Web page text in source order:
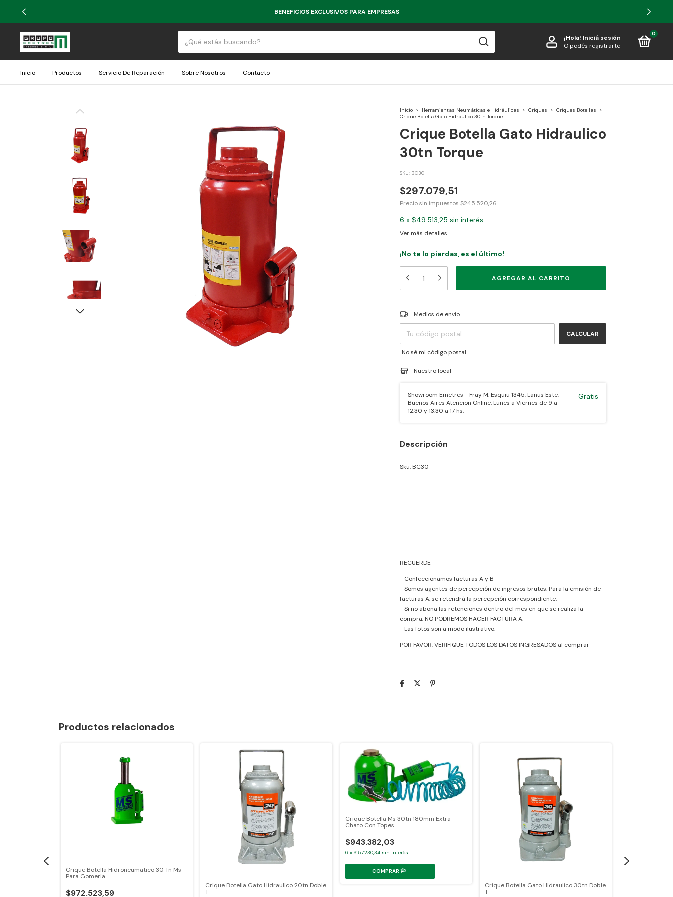
BENEFICIOS EXCLUSIVOS PARA EMPRESAS
¡Hola! Iniciá sesión
O podés registrarte
0
Inicio Productos Servicio De Reparación Sobre Nosotros Contacto
Inicio > Herramientas Neumáticas e Hidráulicas > Criques > Criques Botellas
>
Crique Botella Gato Hidraulico 30tn Torque
Crique Botella Gato Hidraulico
30tn Torque
SKU: BC30
$297.079,51
Precio sin impuestos $245.520,26
6 x $49.513,25 sin interés
Ver más detalles
¡No te lo pierdas, es el último!
Entregas para el CP:
Medios de envío
CALCULAR
No sé mi código postal
Nuestro local
Showroom Emetres - Fray M. Esquiu 1345, Lanus Este,
Buenos Aires Atencion Online: Lunes a Viernes de 9 a
12:30 y 13:30 a 17 hs.
Gratis
Descripción
Sku: BC30
RECUERDE
- Confeccionamos facturas A y B
- Somos agentes de percepción de ingresos brutos. Para la emisión de
facturas A, se retendrá la percepción correspondiente.
- Si no abona las retenciones dentro del mes en que se realiza la
compra, NO PODREMOS HACER FACTURA A.
- Las fotos son a modo ilustrativo.
POR FAVOR, VERIFIQUE TODOS LOS DATOS INGRESADOS al comprar
Productos relacionados
Crique Botella Hidroneumatico 30 Tn Ms
Para Gomeria
$972.523,59
Crique Botella Gato Hidraulico 20tn Doble
T
Crique Botella Ms 30tn 180mm Extra
Chato Con Topes
$943.382,03
6 x $157.230,34 sin interés
Crique Botella Gato Hidraulico 30tn Doble
T